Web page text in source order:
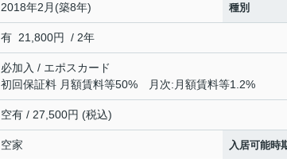
2018年2月(築8年) 種別
有 21,800円 / 2年
必加入 / エポスカード
初回保証料 月額賃料等50% 月次:月額賃料等1.2%
空有 / 27,500円 (税込)
空家 入居可能時